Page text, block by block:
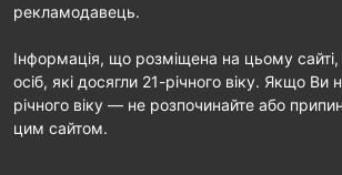
рекламодавець.
Інформація, що розміщена на цьому
осіб, які досягли 21-річного віку. Якщо Ви
річного віку — не розпочинайте або
цим сайтом.